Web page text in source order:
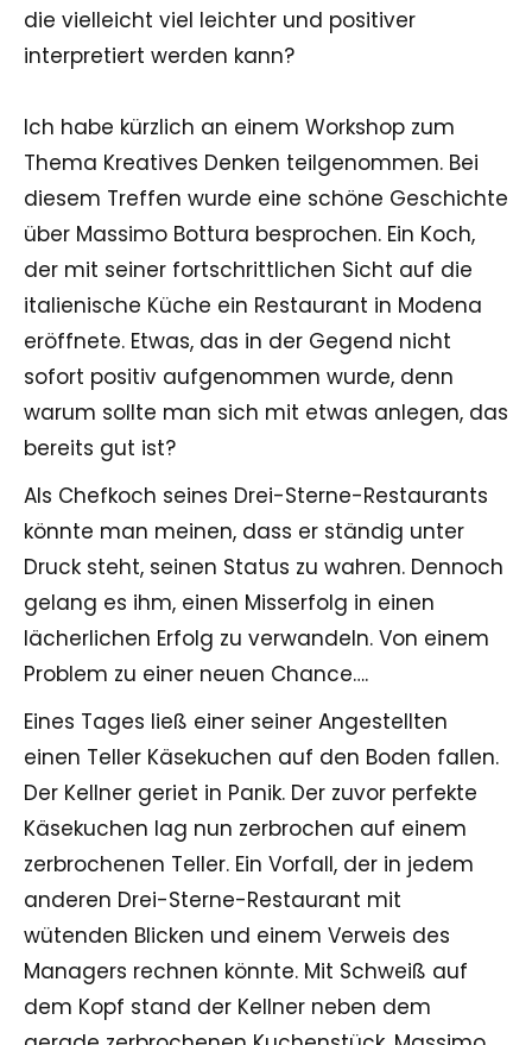
die vielleicht viel leichter und positiver
interpretiert werden kann?
Ich habe kürzlich an einem Workshop zum
Thema Kreatives Denken teilgenommen. Bei
diesem Treffen wurde eine schöne Geschichte
über Massimo Bottura besprochen. Ein Koch,
der mit seiner fortschrittlichen Sicht auf die
italienische Küche ein Restaurant in Modena
eröffnete. Etwas, das in der Gegend nicht
sofort positiv aufgenommen wurde, denn
warum sollte man sich mit etwas anlegen, das
bereits gut ist?
Als Chefkoch seines Drei-Sterne-Restaurants
könnte man meinen, dass er ständig unter
Druck steht, seinen Status zu wahren. Dennoch
gelang es ihm, einen Misserfolg in einen
lächerlichen Erfolg zu verwandeln. Von einem
Problem zu einer neuen Chance….
Eines Tages ließ einer seiner Angestellten
einen Teller Käsekuchen auf den Boden fallen.
Der Kellner geriet in Panik. Der zuvor perfekte
Käsekuchen lag nun zerbrochen auf einem
zerbrochenen Teller. Ein Vorfall, der in jedem
anderen Drei-Sterne-Restaurant mit
wütenden Blicken und einem Verweis des
Managers rechnen könnte. Mit Schweiß auf
dem Kopf stand der Kellner neben dem